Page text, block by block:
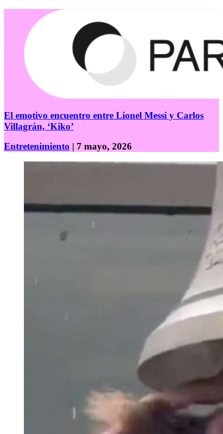
El emotivo encuentro entre Lionel Messi y Carlos
Villagrán, ‘Kiko’
Entretenimiento | 7 mayo, 2026